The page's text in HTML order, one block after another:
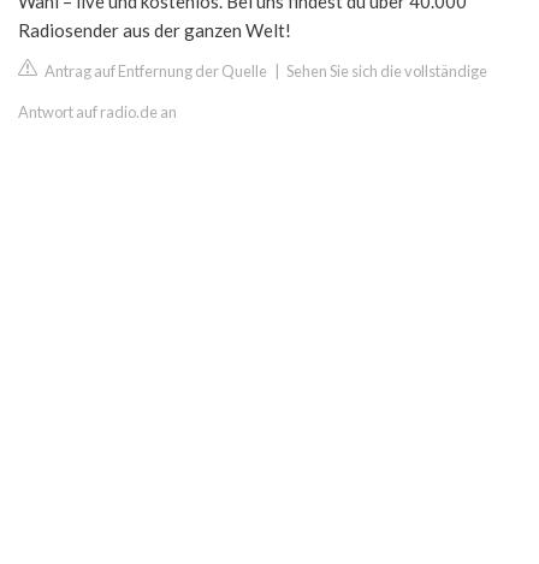
Radiosender aus der ganzen Welt!
Antrag auf Entfernung der Quelle Sehen Sie sich die vollständige
Antwort auf radio.de an